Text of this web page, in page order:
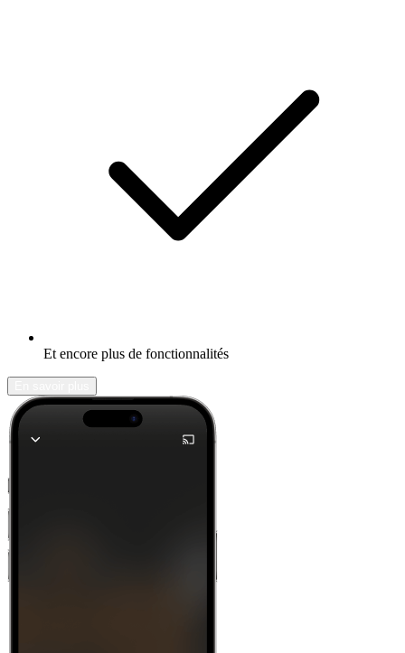
Et encore plus de fonctionnalités